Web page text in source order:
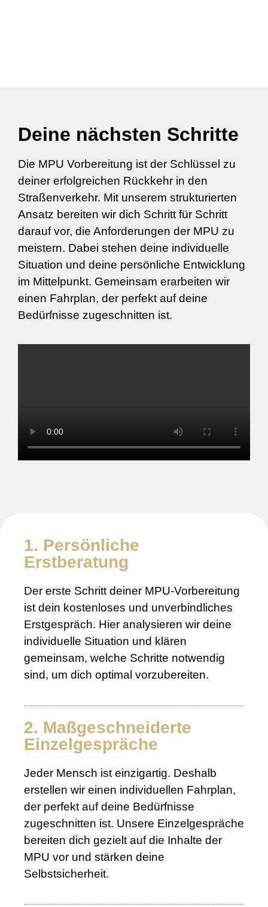
Deine nächsten Schritte
Die MPU Vorbereitung ist der Schlüssel zu
deiner erfolgreichen Rückkehr in den
Straßenverkehr. Mit unserem strukturierten
Ansatz bereiten wir dich Schritt für Schritt
darauf vor, die Anforderungen der MPU zu
meistern. Dabei stehen deine individuelle
Situation und deine persönliche Entwicklung
im Mittelpunkt. Gemeinsam erarbeiten wir
einen Fahrplan, der perfekt auf deine
Bedürfnisse zugeschnitten ist.
1. Persönliche
Erstberatung
Der erste Schritt deiner MPU-Vorbereitung
ist dein kostenloses und unverbindliches
Erstgespräch. Hier analysieren wir deine
individuelle Situation und klären
gemeinsam, welche Schritte notwendig
sind, um dich optimal vorzubereiten.
2. Maßgeschneiderte
Einzelgespräche
Jeder Mensch ist einzigartig. Deshalb
erstellen wir einen individuellen Fahrplan,
der perfekt auf deine Bedürfnisse
zugeschnitten ist. Unsere Einzelgespräche
bereiten dich gezielt auf die Inhalte der
MPU vor und stärken deine
Selbstsicherheit.